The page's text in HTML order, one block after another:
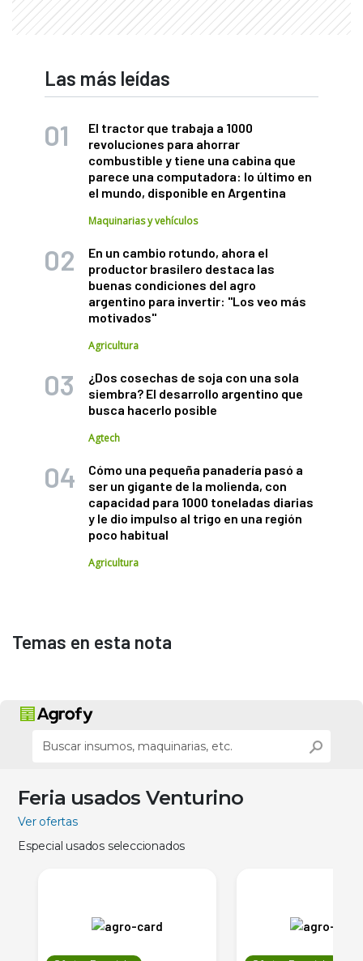
Las más leídas
El tractor que trabaja a 1000
revoluciones para ahorrar
combustible y tiene una cabina que
parece una computadora: lo último en
el mundo, disponible en Argentina
Maquinarias y vehículos
En un cambio rotundo, ahora el
productor brasilero destaca las
buenas condiciones del agro
argentino para invertir: "Los veo más
motivados"
Agricultura
¿Dos cosechas de soja con una sola
siembra? El desarrollo argentino que
busca hacerlo posible
Agtech
Cómo una pequeña panadería pasó a
ser un gigante de la molienda, con
capacidad para 1000 toneladas diarias
y le dio impulso al trigo en una región
poco habitual
Agricultura
Temas en esta nota
Feria usados Venturino
Ver ofertas
Especial usados seleccionados